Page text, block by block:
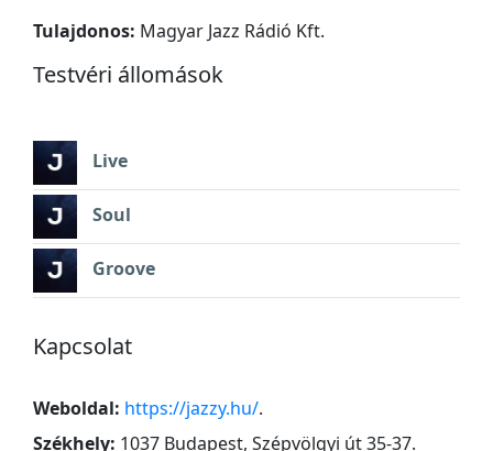
Tulajdonos: Magyar Jazz Rádió Kft.
Testvéri állomások
Live
Soul
Groove
Kapcsolat
Weboldal: https://jazzy.hu/.
Székhely: 1037 Budapest, Szépvölgyi út 35-37.